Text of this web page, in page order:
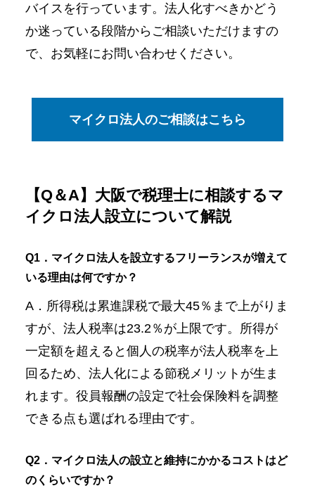
バイスを行っています。法人化すべきかどう
か迷っている段階からご相談いただけますの
で、お気軽にお問い合わせください。
マイクロ法人のご相談はこちら
【Q＆A】大阪で税理士に相談するマ
イクロ法人設立について解説
Q1．マイクロ法人を設立するフリーランスが増えて
いる理由は何ですか？
A．所得税は累進課税で最大45％まで上がりま
すが、法人税率は23.2％が上限です。所得が
一定額を超えると個人の税率が法人税率を上
回るため、法人化による節税メリットが生ま
れます。役員報酬の設定で社会保険料を調整
できる点も選ばれる理由です。
Q2．マイクロ法人の設立と維持にかかるコストはど
のくらいですか？